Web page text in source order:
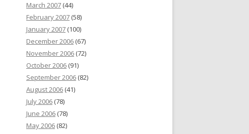
March 2007 (44)
February 2007 (58)
January 2007 (100)
December 2006 (67)
November 2006 (72)
October 2006 (91)
September 2006 (82)
August 2006 (41)
July 2006 (78)
June 2006 (78)
May 2006 (82)